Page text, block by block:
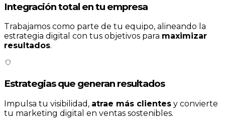
Integración total en tu empresa
Trabajamos como parte de tu equipo, alineando la
estrategia digital con tus objetivos para maximizar
resultados.
Estrategias que generan resultados
Impulsa tu visibilidad, atrae más clientes y convierte
tu marketing digital en ventas sostenibles.